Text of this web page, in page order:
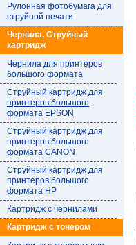
Рулонная фотобумага для
струйной печати
Чернила, Струйный
картридж
Чернила для принтеров
большого формата
Струйный картридж для
принтеров большого
формата EPSON
Струйный картридж для
принтеров большого
формата CANON
Струйный картридж для
принтеров большого
формата HP
Картридж с чернилами
Картридж с тонером